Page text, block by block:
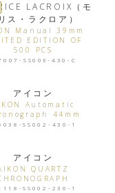
LACROIX（モ
ス・ラクロア）
Manual 39mm
EDITION OF
500 PCS
SS00E-430-C
アイコン
Automatic
44mm
SS002-430-1
アイコン
QUARTZ
SS002-230-1